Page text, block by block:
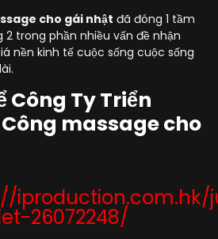
cho gái nhật đã đóng 1 tầm
2 trong phần nhiều vấn đề nhận
nền kinh tế cuộc sống cuộc sống
Công Ty Triển
massage cho
26072248/